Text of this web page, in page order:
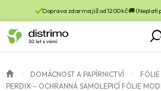
Doprava zdarma již od 1200 kč 🚚
DOMÁCNOST A PAPÍRNICTVÍ FÓLIE
PERDIX – OCHRANNÁ SAMOLEPICÍ FÓLIE